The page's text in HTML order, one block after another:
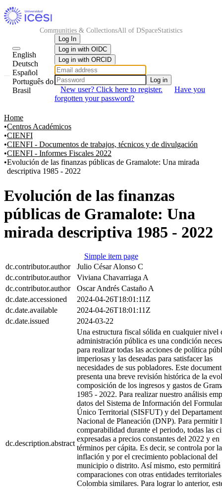
Communities & CollectionsAll of DSpaceStatistics
English
Deutsch
Español
Português do
Brasil
Log In
Log in with OIDC
Log in with ORCID
Log in
New user? Click here to register.
Have you
forgotten your password?
Home
Centros Académicos
CIENFI
CIENFI - Documentos de trabajos, técnicos y de divulgación
CIENFI - Informes Fiscales 2022
Evolución de las finanzas públicas de Gramalote: Una mirada
descriptiva 1985 - 2022
Evolución de las finanzas
públicas de Gramalote: Una
mirada descriptiva 1985 - 2022
Simple item page
dc.contributor.author
Julio César Alonso C
dc.contributor.author
Viviana Chavarriaga A
dc.contributor.author
Oscar Andrés Castaño A
dc.date.accessioned
2024-04-26T18:01:11Z
dc.date.available
2024-04-26T18:01:11Z
dc.date.issued
2024-03-22
dc.description.abstract
Una estructura fiscal sólida en cualquier nivel
administración pública es una condición
para realizar todas las acciones de política
imperiosas y las deseadas para satisfacer las
necesidades de sus pobladores. Este
presenta una breve revisión histórica de la
composición de los ingresos y gastos de
1985 - 2022. Para realizar nuestro análisis
datos del Sistema de Información del
Único Territorial (SISFUT) y del
Nacional de Planeación (DNP). Para permitir
comparabilidad durante el periodo, todas las
expresadas a precios constantes del 2022 y en
términos per cápita. Es decir, se controla por la
inflación y por el crecimiento poblacional del
municipio o distrito. Así mismo, esto permitirá
comparaciones con otras entidades
Colombia similares. Para lograr lo anterior,